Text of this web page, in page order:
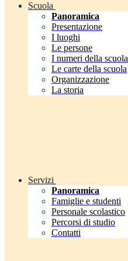
Scuola
Panoramica
Presentazione
I luoghi
Le persone
I numeri della scuola
Le carte della scuola
Organizzazione
La storia
Servizi
Panoramica
Famiglie e studenti
Personale scolastico
Percorsi di studio
Contatti